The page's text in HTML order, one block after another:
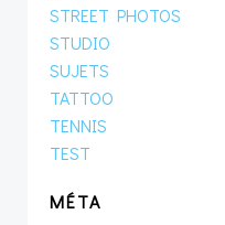
STREET PHOTOS
STUDIO
SUJETS
TATTOO
TENNIS
TEST
MÉTA